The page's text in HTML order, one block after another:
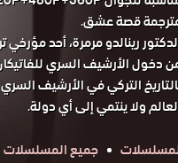
قصة عشق.
رينالدو مرمرة، أحد
دخول الأرشيف السري
التركي في الأرشيف
ولا ينتمي إلى أي دولة.
جميع المسلسلات